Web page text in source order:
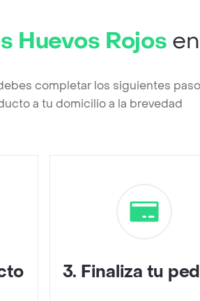
Huevos Rojos
completar los siguientes
a tu domicilio a la brevedad
3. Finaliza tu